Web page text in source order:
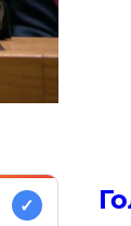
✓